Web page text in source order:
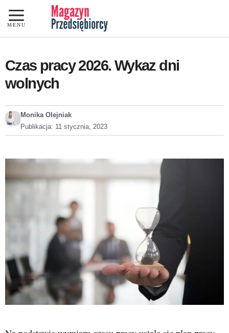
Przejdź
do
treści
MENU
Czas pracy 2026. Wykaz dni
wolnych
Monika Olejniak
Publikacja: 11 stycznia, 2023